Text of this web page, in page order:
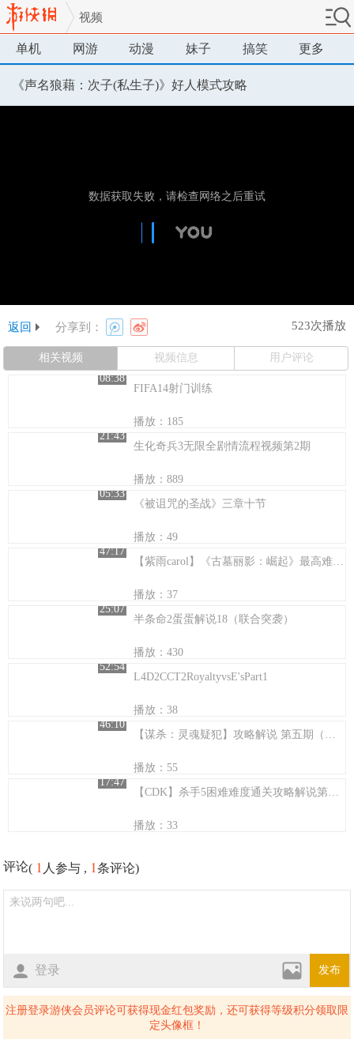
视频
单机 网游 动漫 妹子 搞笑 更多
《声名狼藉：次子(私生子)》好人模式攻略
返回 分享到： 523次播放
相关视频 视频信息
用户评论
08:38
FIFA14射门训练
播放：185
21:43
生化奇兵3无限全剧情流程视频第2期
播放：889
05:33
《被诅咒的圣战》三章十节
播放：49
47:17
【紫雨carol】《古墓丽影：崛起》最高难度攻略解说【06.黑暗之心】
播放：37
25:07
半条命2蛋蛋解说18（联合突袭）
播放：430
52:54
L4D2CCT2RoyaltyvsE'sPart1
播放：38
46:10
【谋杀：灵魂疑犯】攻略解说 第五期（完）
播放：55
17:47
【CDK】杀手5困难难度通关攻略解说第六期
播放：33
评论( 1 人参与 , 1条评论)
登录 发布
注册登录游侠会员评论可获得现金红包奖励，还可获得等级积分领取限
定头像框！